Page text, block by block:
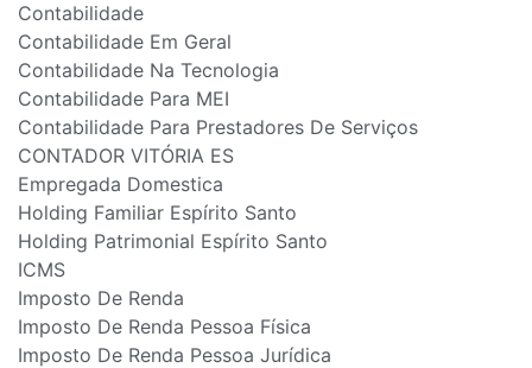
Contabilidade
Contabilidade Em Geral
Contabilidade Na Tecnologia
Contabilidade Para MEI
Contabilidade Para Prestadores De Serviços
CONTADOR VITÓRIA ES
Empregada Domestica
Holding Familiar Espírito Santo
Holding Patrimonial Espírito Santo
ICMS
Imposto De Renda
Imposto De Renda Pessoa Física
Imposto De Renda Pessoa Jurídica